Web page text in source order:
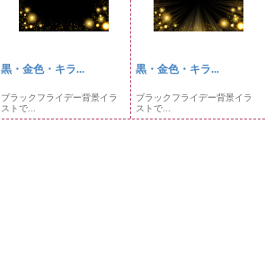
黒・金色・キラ...
ブラックフライデー背景イラ
ストで...
黒・金色・キラ...
ブラックフライデー背景イラ
ストで...